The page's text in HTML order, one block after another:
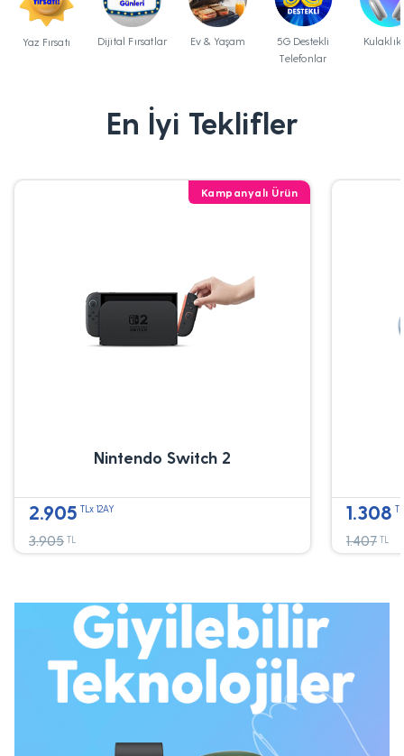
Yaz Fırsatı Dijital Fırsatlar Ev & Yaşam
5G Destekli
Telefonlar
En İyi Teklifler
Kampanyalı Ürün
Nintendo Switch 2
2.905 TLx 12AY
3.905 TL
1.308
1.407 TL